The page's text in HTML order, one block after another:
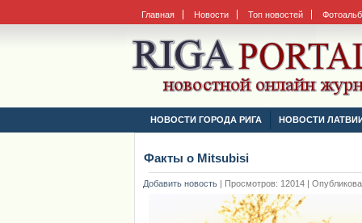
Главная Новости Топ новостей
НОВОСТИ ГОРОДА РИГА НОВОСТИ
Факты о Mitsubisi
Добавить новость | Просмотров: 12014 |